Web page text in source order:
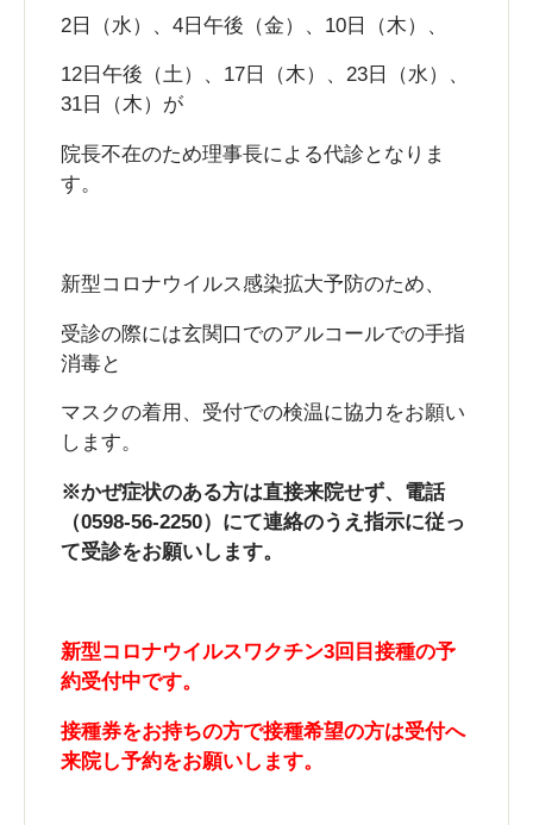
2日（水）、4日午後（金）、10日（木）、
12日午後（土）、17日（木）、23日（水）、
31日（木）が
院長不在のため理事長による代診となりま
す。
新型コロナウイルス感染拡大予防のため、
受診の際には玄関口でのアルコールでの手指
消毒と
マスクの着用、受付での検温に協力をお願い
します。
※かぜ症状のある方は直接来院せず、電話
（0598-56-2250）にて連絡のうえ指示に従っ
て受診をお願いします。
新型コロナウイルスワクチン3回目接種の予
約受付中です。
接種券をお持ちの方で接種希望の方は受付へ
来院し予約をお願いします。